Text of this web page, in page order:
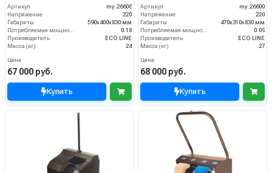
Артикул
my.26606
Напряжение
220
Габариты
590х400х830 мм
0.18
Производитель
ECO LINE
Масса (кг)
24
Цена
67 000 руб.
Купить
Артикул
my.26600
Напряжение
220
Габариты
470х310х830 мм
0.09
Производитель
ECO LINE
Масса (кг)
27
Цена
68 000 руб.
Купить